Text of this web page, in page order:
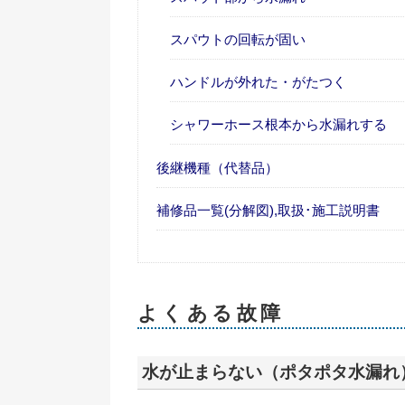
スパウトの回転が固い
ハンドルが外れた・がたつく
シャワーホース根本から水漏れする
後継機種（代替品）
補修品一覧(分解図),取扱･施工説明書
よくある故障
水が止まらない（ポタポタ水漏れ